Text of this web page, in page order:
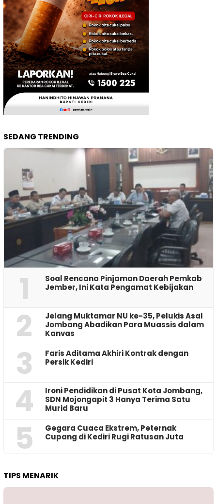
SEDANG TRENDING
1
‎Soal Rencana Pinjaman Daerah Pemkab
Jember, Ini Kata Pengamat Kebijakan ‎
2
Jelang Muktamar NU ke-35, Pelukis Asal
Jombang Abadikan Para Muassis dalam
Kanvas
3
Faris Aditama Akhiri Kontrak dengan
Persik Kediri
4
Ironi Pendidikan di Pusat Kota Jombang,
SDN Mojongapit 3 Hanya Terima Satu
Murid Baru
5
‎Gegara Cuaca Ekstrem, Peternak
Cupang di Kediri Rugi Ratusan Juta
TIPS MENARIK